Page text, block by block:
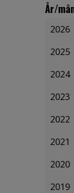
År/
2026
2025
2024
2023
2022
2021
2020
2019